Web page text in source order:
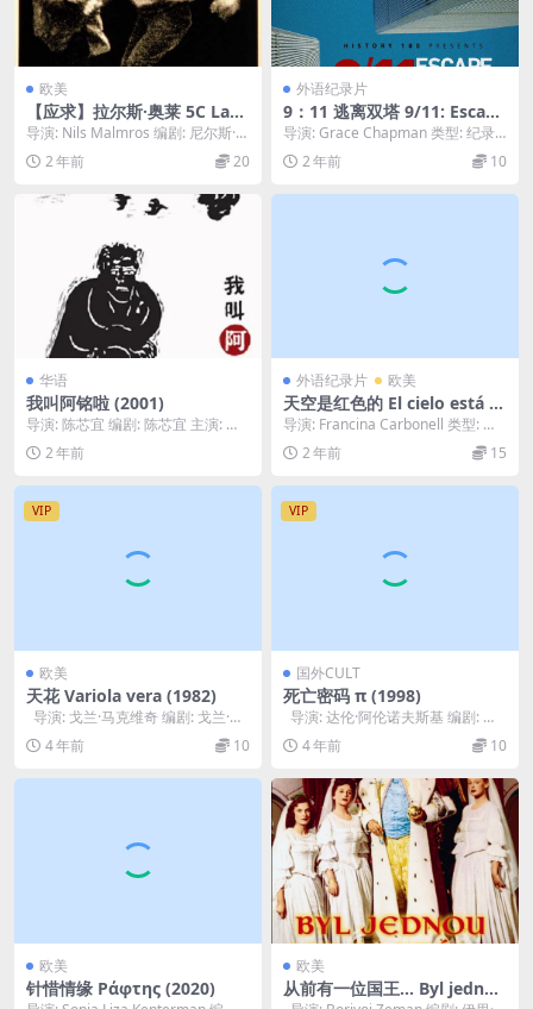
欧美
【应求】拉尔斯·奥莱 5C Lars
Ole 5C (1973)
导演: Nils Malmros 编剧: 尼尔斯·马
尔姆洛斯 类型: 剧情 制片...
2 年前 20
外语纪录片
9：11 逃离双塔 9/11: Escape
From The Towers (2018）
导演: Grace Chapman 类型: 纪录
片 / 历史 / 灾难 制片国家...
2 年前 10
华语
我叫阿铭啦 (2001)
导演: 陈芯宜 编剧: 陈芯宜 主演: 颜
木村 / 甄立德 / 张羽伟 / 林仲...
2 年前
外语纪录片 欧美
天空是红色的 El cielo está ro
jo (2020)
导演: Francina Carbonell 类型: 纪
录片 制片国家/地区: ...
2 年前 15
VIP
欧美
天花 Variola vera (1982)
导演: 戈兰·马克维奇 编剧: 戈兰·马
克维奇 / Milan N...
4 年前 10
VIP
国外CULT
死亡密码 π (1998)
导演: 达伦·阿伦诺夫斯基 编剧: 达
伦·阿伦诺夫斯基 / 肖恩·...
4 年前 10
欧美
针惜情缘 Ράφτης (2020)
欧美
从前有一位国王… Byl jednou